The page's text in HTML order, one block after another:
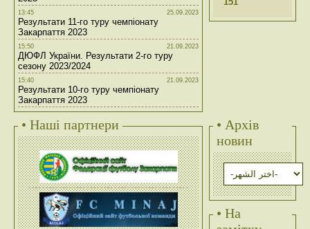
13:45 25.09.2023
Результати 11-го туру чемпіонату
Закарпаття 2023
15:50 21.09.2023
ДЮФЛ України. Результати 2-го туру
сезону 2023/2024
15:40 21.09.2023
Результати 10-го туру чемпіонату
Закарпаття 2023
• Наші партнери
• Архів
новин
• На